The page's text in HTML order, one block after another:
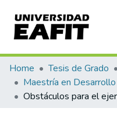
Communities & Collections
All of DSpace
Home Tesis de Grado